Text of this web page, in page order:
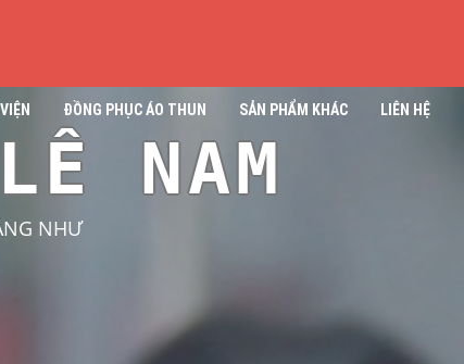
ĐỒNG PHỤC ÁO THUN SẢN PHẨM KHÁC LIÊN HỆ
NAM
NHƯ